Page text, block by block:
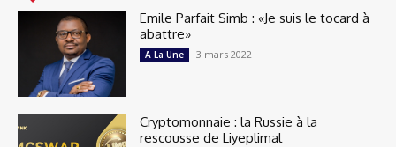
Emile Parfait Simb : «Je suis le tocard à
abattre»
A La Une 3 mars 2022
Cryptomonnaie : la Russie à la
rescousse de Liyeplimal